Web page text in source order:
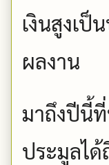
เงินสูงเ
ผลงาน
มาถึงปีนี้
ประมูลไ